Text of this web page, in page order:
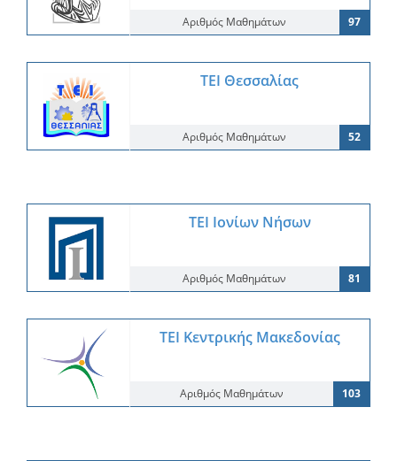
Αριθμός Μαθημάτων 97
ΤΕΙ Θεσσαλίας
Αριθμός Μαθημάτων 52
ΤΕΙ Ιονίων Νήσων
Αριθμός Μαθημάτων 81
ΤΕΙ Κεντρικής Μακεδονίας
Αριθμός Μαθημάτων 103